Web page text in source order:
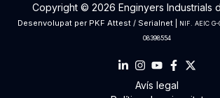
Copyright © 2026 Enginyers Industrials
Desenvolupat per PKF Attest/ Serialnet|
NIF. AEIC
08398554
Avís legal